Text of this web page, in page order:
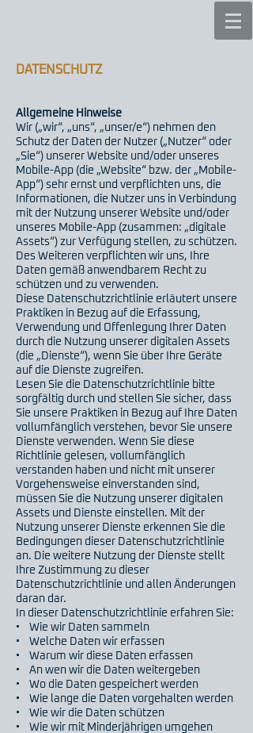
DATENSCHUTZ
Allgemeine Hinweise
Wir („wir“, „uns“, „unser/e“) nehmen den
Schutz der Daten der Nutzer („Nutzer“ oder
„Sie“) unserer Website und/oder unseres
Mobile-App (die „Website“ bzw. der „Mobile-
App“) sehr ernst und verpflichten uns, die
Informationen, die Nutzer uns in Verbindung
mit der Nutzung unserer Website und/oder
unseres Mobile-App (zusammen: „digitale
Assets“) zur Verfügung stellen, zu schützen.
Des Weiteren verpflichten wir uns, Ihre
Daten gemäß anwendbarem Recht zu
schützen und zu verwenden.
Diese Datenschutzrichtlinie erläutert unsere
Praktiken in Bezug auf die Erfassung,
Verwendung und Offenlegung Ihrer Daten
durch die Nutzung unserer digitalen Assets
(die „Dienste“), wenn Sie über Ihre Geräte
auf die Dienste zugreifen.
Lesen Sie die Datenschutzrichtlinie bitte
sorgfältig durch und stellen Sie sicher, dass
Sie unsere Praktiken in Bezug auf Ihre Daten
vollumfänglich verstehen, bevor Sie unsere
Dienste verwenden. Wenn Sie diese
Richtlinie gelesen, vollumfänglich
verstanden haben und nicht mit unserer
Vorgehensweise einverstanden sind,
müssen Sie die Nutzung unserer digitalen
Assets und Dienste einstellen. Mit der
Nutzung unserer Dienste erkennen Sie die
Bedingungen dieser Datenschutzrichtlinie
an. Die weitere Nutzung der Dienste stellt
Ihre Zustimmung zu dieser
Datenschutzrichtlinie und allen Änderungen
daran dar.
In dieser Datenschutzrichtlinie erfahren Sie:
• Wie wir Daten sammeln
• Welche Daten wir erfassen
• Warum wir diese Daten erfassen
• An wen wir die Daten weitergeben
• Wo die Daten gespeichert werden
• Wie lange die Daten vorgehalten werden
• Wie wir die Daten schützen
• Wie wir mit Minderjährigen umgehen